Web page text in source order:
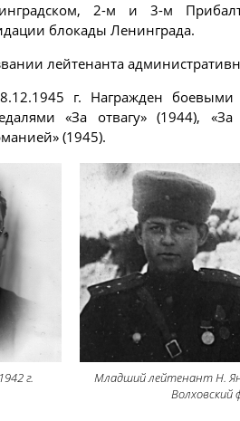
2-м и 3-м
блокады Ленинграда.
лейтенанта
г. Награжден
«За отвагу» (1944),
(1945).
г.
Младший лейтенант Н.
Волховский